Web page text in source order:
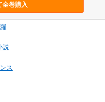
全巻購入
説
ス